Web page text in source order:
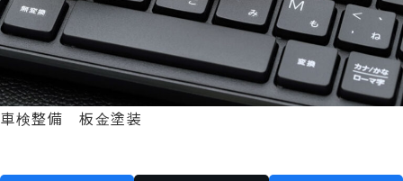
車検整備 板金塗装